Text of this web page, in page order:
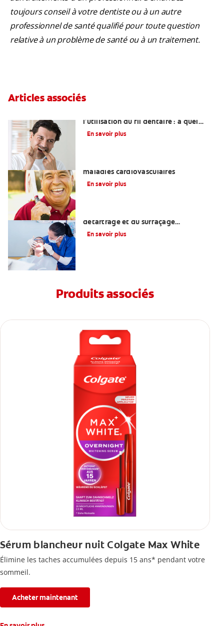
toujours conseil à votre dentiste ou à un autre
professionnel de santé qualifié pour toute question
relative à un problème de santé ou à un traitement.
Articles associés
l'utilisation du fil dentaire : à quel
moment appeler son dentiste ?
En savoir plus
maladies cardiovasculaires
En savoir plus
détartrage et du surfaçage
radiculaire?
En savoir plus
Produits associés
Sérum blancheur nuit Colgate Max White
Élimine les taches accumulées depuis 15 ans* pendant votre
sommeil.
Acheter maintenant